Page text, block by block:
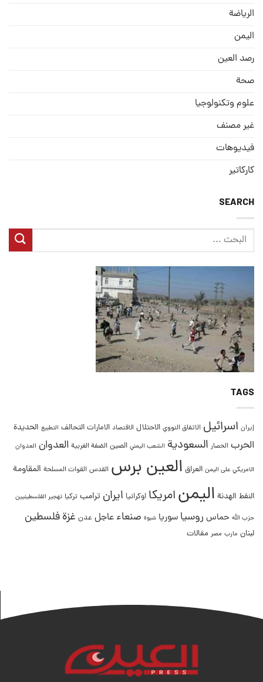
الریاضة
الیمن
رصد العین
صحة
علوم وتكنولوجيا
غير مصنف
فيديوهات
كاركاتير
SEARCH
TAGS
إيران اسرائيل الاتفاق النووي الاحتلال الاقتصاد الامارات التحالف التطبيع الحديدة
الحرب الحصار السعودية الشعب اليمني الصين الضفة الغربية العدوان العدوان
الامريكي على اليمن العراق العين برس القدس القوات المسلحة المقاومة
النفط الهدنة اليمنامريكا اوكرانيا ايران ترامب تركيا تهجير الفلسطينيين
حزب الله حماس روسيا سوريا شبوة صنعاء عاجل عدن غزةفلسطين
لبنان مارب مصر مقالات